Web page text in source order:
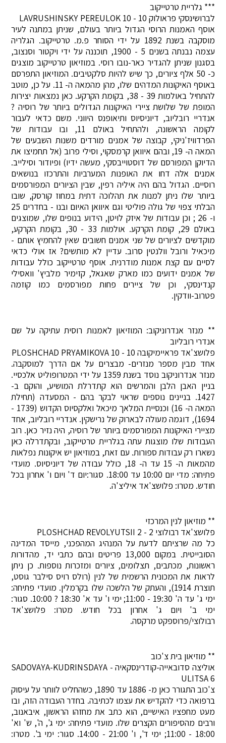
*** גלריית טרטייקוב
לברושינסקי פראולוק 10 - LAVRUSHINSKY PEREULOK 10
אוסף האמנות הרוסי הגדול ביותר בעולם, שניתן במתנה לעיר
מוסקבה בשנת 1892 על ידי הסוחר פ.מ. טרטייקוב. הגלריה
עצמה נבנתה בשנים 5 - 1900, תוכננה על ידי ויקטור וסנצוב,
בסגנון שניתן להגדיר כאר-נובו רוסי. במוזיאון טרטייקוב מוצגים
כ- 50 אלף ציורים, כך שיש להיות סלקטיבים. המוזיאון התפרסם
באוסף האיקונות המדהים שלו, מהן מהמאה ה- 11. על כן, מוטב
להתחיל באולמות 39 - 38, בקומת הקרקע. כאן נמצאות יצירות
המופת של שלושת ציירי האיקונות הגדולים ביותר של רוסיה ?
אנדריי רובליוב, דיוניסיוס ותיאופנס היווני. משם כדאי לעבור
לקומה הראשונה, ולהתחיל באולם 11, ובו עבודות של
הפרדוויז'ניקי, קבוצה של אמנים מורדים משנות השבעים של
המאה ה- 19, ובהם איוואן קרמסקוי, וסילי פרוב (אל תחמיצו את
הדיוקן המפורסם של דוסטוייבסקי, מעשה ידיו) ופיודור וסילייב.
אמנים אלה דחו את האופנות המערביות והתרכזו בנושאים
רוסיים. הגדול בהם היה איליה רפין, שבין הציורים המפורסמים
ביותר שלו ניתן למנות את תהלוכה דתית במחוז קורסק, שובו
הבלתי צפוי של גולה פוליטי וגם איוואן האיום ובנו - בחדרים 25
ו- 26 ; וכן עבודות של איזק לויטן, הידוע בנופים שלו, שמוצגים
באולם 29, קומת הקרקע. אולמות 33 - 30, בקומת הקרקע,
מוקדשים לציורים של שני אמנים חשובים שאין להחמיץ אותם -
מיכאיל ורובל וולנטין סרוב. עדיין לא מותשים? אז אולי כדאי
לסיים עם קצת אמנות מודרנית. אוסף טרטייקוב כולל עבודות
של אמנים ידועים כמו מארק שאגאל, קזימיר מלביץ' וואסילי
קנדינסקי, וכן של ציירים פחות מפורסמים כמו קוזמה
פטרוב-וודקין.
** מנזר אנדרוניקוב: המוזיאון לאמנות רוסית עתיקה על שם
אנדרי רובליוב
פלושצ'אד פראיימיקובה 10 - PLOSHCHAD PRYAMIKOVA 10
אחד מבין מספר מנזרים- מבצרים על אם הדרך למוסקבה.
מנזר אנדרוניקוב נוסד בשנת 1359 על ידי המטרופוליט אלכסיי.
בניין האבן הלבן והמרשים הוא קתדרלת המושיע, והוקם ב-
1427. בניינים נוספים שראוי לבקר בהם - המסעדה (תחילת
המאה ה- 16) וכנסיית המלאך מיכאל ואלקסיוס הקדוש (1739 -
1694), דוגמה מעולה לבארוק של נרישקין. אנדריי רובליוב, אחד
מציירי האיקונות המפורסמים ביותר של רוסיה, היה נזיר כאן. רוב
העבודות שלו מוצגות עתה בגלריית טרטייקוב, ובקתדרלה כאן
נשארו רק עבודות ספורות. עם זאת, במוזיאון יש איקונות נפלאות
מהמאות ה- 15 עד ה- 18, כולל עבודה של דיוניסיוס. מועדי
פתיחה: מדי יום 10:00 עד 18:00. סגור:יום ד' ויום ו' אחרון בכל
חודש. מטרו: פלושצ'אד איליצ'ה.
** מוזיאון לנין המרכזי
פלושצ'אד רבולוצי 2 - PLOSHCHAD REVOLYUTSII 2
כל מה שרציתם לדעת על המנהיג המהפכני, מייסד המדינה
הסובייטית. במקום 13,000 פריטים ובהם כתבי יד, מהדורות
ראשונות, מכתבים, תצלומים, ציורים ומזכרות נוספות. כן ניתן
לראות את המכונית הרשמית של לנין (רולס רויס סילבר גוסט,
תוצרת 1914), והעתק של הלשכה שלו בקרמלין. מועדי פתיחה:
ימי ג' עד ה' 19:30 - 11:00; ימי ו' עד א' 18:30 ? 10:00. סגור:
ימי ב' ויום ג' אחרון בכל חודש. מטרו: פלושצ'אד
רבולוצי/פרוספקט מרקסה.
** מוזיאון בית צ'כוב
אוליצה סדובאייה-קודרינסקאיה - SADOVAYA-KUDRINSDAYA
ULITSA 6
צ'כוב התגורר כאן מ- 1886 עד 1890, כשהחליט לוותר על עיסוק
ברפואה כדי להקדיש את עצמו לכתיבה. בחדר העבודה הזה, ובו
מעט מחפציו האישיים, הוא כתב את מחזהו הראשון, איבאנוב,
ורבים מהסיפורים הקצרים שלו. מועדי פתיחה: ימי ג', ה', ש' וא'
18:00 - 11:00; ימי ד', ו' 21:00 - 14:00. סגור: ימי ב'. מטרו: